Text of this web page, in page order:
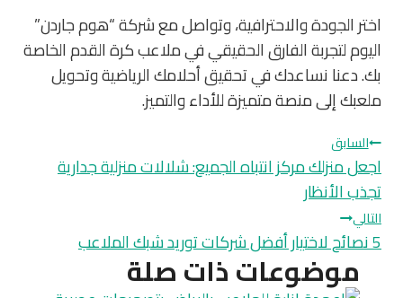
اختر الجودة والاحترافية، وتواصل مع شركة “هوم جاردن”
اليوم لتجربة الفارق الحقيقي في ملاعب كرة القدم الخاصة
بك. دعنا نساعدك في تحقيق أحلامك الرياضية وتحويل
ملعبك إلى منصة متميزة للأداء والتميز.
تصفّح
المقالات
السابق
اجعل منزلك مركز انتباه الجميع: شلالات منزلية جدارية
تجذب الأنظار
التالي
5 نصائح لاختيار أفضل شركات توريد شبك الملاعب
موضوعات ذات صلة